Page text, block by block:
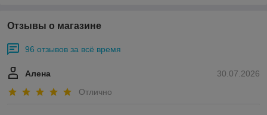
Отзывы о магазине
96 отзывов за всё время
30.07.2026
Алена
Отлично